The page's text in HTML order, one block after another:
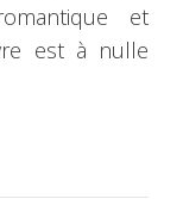
et
est à nulle